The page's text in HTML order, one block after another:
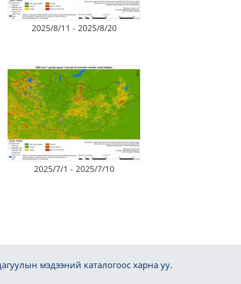
2025/8/11 - 2025/8/20
2025/7/1 - 2025/7/10
мэдээний каталогоос харна уу.